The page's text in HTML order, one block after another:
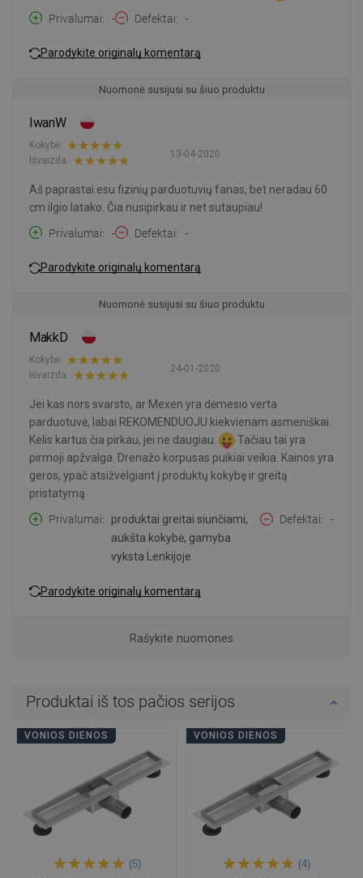
Privalumai - Defektai -
Parodykite originalų komentarą
Nuomonė susijusi su šiuo produktu
IwanW
13-04-2020
Kokybė:
Išvaizda:
Aš paprastai esu fizinių parduotuvių fanas, bet neradau 60
cm ilgio latako. Čia nusipirkau ir net sutaupiau!
Privalumai
- Defektai -
Parodykite originalų komentarą
Nuomonė susijusi su šiuo produktu
MakkD
24-01-2020
Kokybė:
Išvaizda:
Jei kas nors svarsto, ar Mexen yra dėmesio verta
parduotuvė, labai REKOMENDUOJU kiekvienam asmeniškai.
Kelis kartus čia pirkau, jei ne daugiau.
Tačiau tai yra
pirmoji apžvalga. Drenažo korpusas puikiai veikia. Kainos yra
geros, ypač atsižvelgiant į produktų kokybę ir greitą
pristatymą
Privalumai
produktai greitai siunčiami,
aukšta kokybė, gamyba
vyksta Lenkijoje
Defektai -
Parodykite originalų komentarą
Rašykite nuomones
Produktai iš tos pačios serijos
VONIOS DIENOS
(5)
VONIOS DIENOS
(4)